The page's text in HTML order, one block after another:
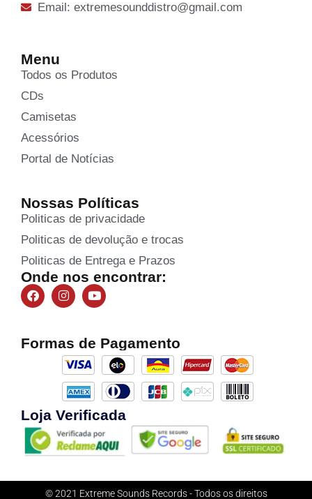
Email: extremesounddistro@gmail.com
Menu
Todos os Produtos
CDs
Camisetas
Acessórios
Portal de Notícias
Nossas Políticas
Politicas de privacidade
Politicas de devolução e trocas
Politicas de Entrega e Prazos
Onde nos encontrar:
Formas de Pagamento
Loja Verificada
© 2021 Extreme Sounds Records - Todos os direitos